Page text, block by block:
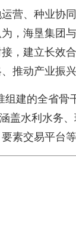
营、种业协
，海垦集团
，建立长效
推动产业振兴
建的全省骨
盖水利水务
素交易平台等